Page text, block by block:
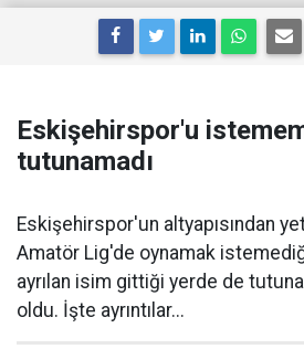
Eskişehirspor'u
tutunamadı
Eskişehirspor'un altyapısından
Amatör Lig'de oynamak
ayrılan isim gittiği yerde de
oldu. İşte ayrıntılar...